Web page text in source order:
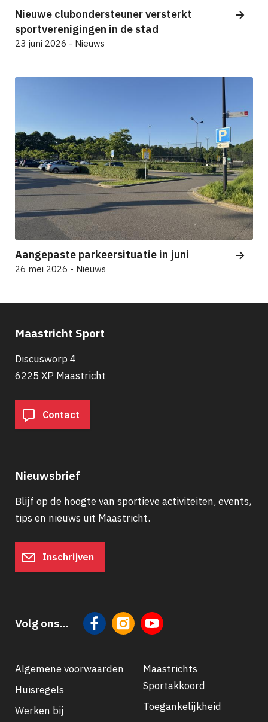
Nieuwe clubondersteuner versterkt
sportverenigingen in de stad
23 juni 2026 - Nieuws
Aangepaste parkeersituatie in juni
26 mei 2026 - Nieuws
Maastricht Sport
Discusworp 4
6225 XP Maastricht
Contact
Nieuwsbrief
Blijf op de hoogte van sportieve activiteiten, events,
tips en nieuws uit Maastricht.
Inschrijven
Volg ons...
Footer
Algemene voorwaarden
Huisregels
Werken bij
Maastrichts
Sportakkoord
Toegankelijkheid